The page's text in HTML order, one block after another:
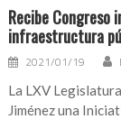
Recibe Congreso
infraestructura
2021/01/19
La LXV
Jiménez una